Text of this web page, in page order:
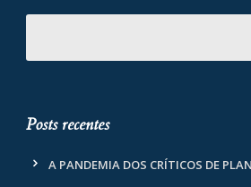
Posts recentes
A PANDEMIA DOS CRÍTICOS DE